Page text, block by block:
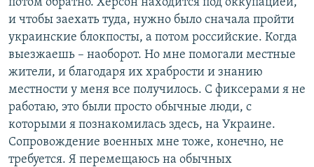
и чтобы заехать туда, нужно было сначала пройти
украинские блокпосты, а потом российские. Когда
выезжаешь – наоборот. Но мне помогали местные
жители, и благодаря их храбрости и знанию
местности у меня все получилось. С фиксерами я не
работаю, это были просто обычные люди, с
которыми я познакомилась здесь, на Украине.
Сопровождение военных мне тоже, конечно, не
требуется. Я перемещаюсь на обычных